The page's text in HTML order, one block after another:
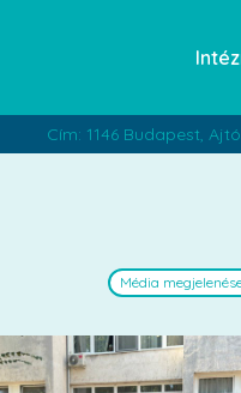
Cím: 1146 Budapest,
Média